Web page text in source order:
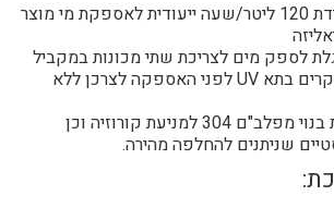
מערכת RO ניידת 120 ליטר/שעה ייעודית לאספקת מי מוצר
לספק מים לצריכת שתי מכונות במקביל
מי המוצר מעוקרים בתא UV לפני האספקה לצרכן ללא
מארז המערכת בנוי מפלב"ם 304 למניעת קורוזיה וכן
שניתנים להחלפה מהירה.